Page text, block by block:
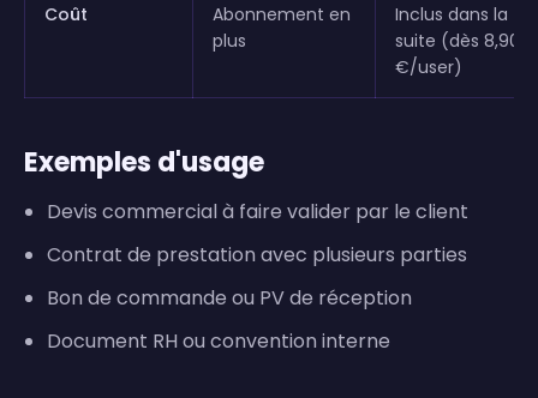
Coût
Abonnement en
plus
Inclus dans la
suite (dès 8,90
€/user)
Exemples d'usage
Devis commercial à faire valider par le client
Contrat de prestation avec plusieurs parties
Bon de commande ou PV de réception
Document RH ou convention interne